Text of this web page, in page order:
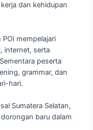
dan kehidupan
mempelajari
internet, serta
peserta
grammar, dan
hari.
Sumatera Selatan,
baru dalam